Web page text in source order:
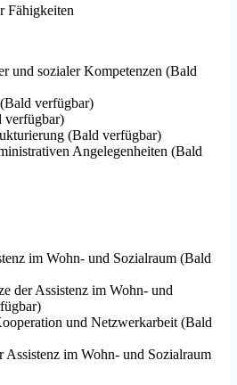
Fähigkeiten
und sozialer Kompetenzen (Bald
(Bald verfügbar)
verfügbar)
(Bald verfügbar)
Angelegenheiten (Bald
im Wohn- und Sozialraum (Bald
der Assistenz im Wohn- und
)
und Netzwerkarbeit (Bald
Assistenz im Wohn- und Sozialraum